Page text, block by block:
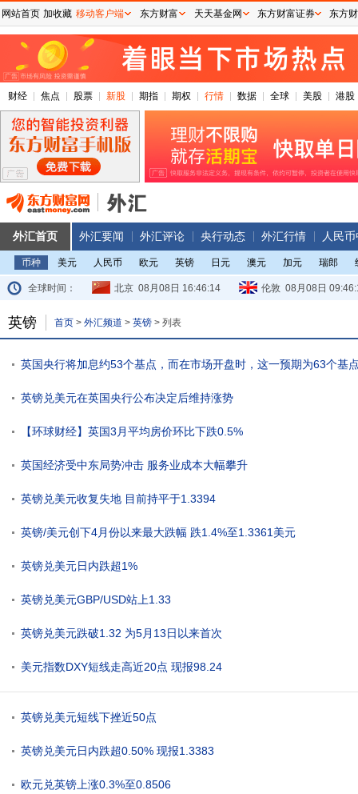
财经 焦点 股票 新股 期指 期权 行情 数据 全球 美股 港股
外汇首页 外汇要闻 外汇评论 央行动态 外汇行情 人民
币种 美元 人民币 欧元 英镑 日元 澳元 加元 瑞郎
全球时间： 北京 08月08日 16:46:15 伦敦 08月08日
英镑 首页 > 外汇频道 > 英镑 > 列表
英国央行将加息约53个基点，而在市场开盘时，这一预期为63个基
英镑兑美元在英国央行公布决定后维持涨势
【环球财经】英国3月平均房价环比下跌0.5%
英国经济受中东局势冲击 服务业成本大幅攀升
英镑兑美元收复失地 目前持平于1.3394
英镑/美元创下4月份以来最大跌幅 跌1.4%至1.3361美元
英镑兑美元日内跌超1%
英镑兑美元GBP/USD站上1.33
英镑兑美元跌破1.32 为5月13日以来首次
美元指数DXY短线走高近20点 现报98.24
英镑兑美元短线下挫近50点
英镑兑美元日内跌超0.50% 现报1.3383
欧元兑英镑上涨0.3%至0.8506
网站首页 加收藏 移动客户端 东方财富 天天基金网 东方财富证券 东方